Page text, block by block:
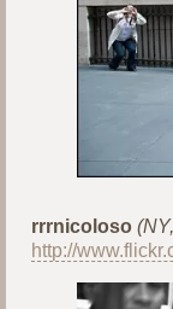
rrrnicoloso
http://